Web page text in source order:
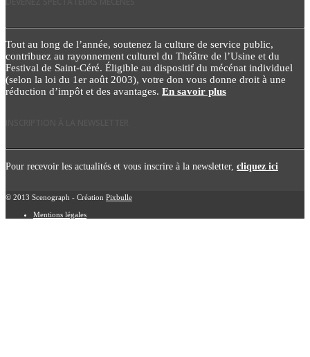
Tout au long de l’année, soutenez la culture de service public,
contribuez au rayonnement culturel du Théâtre de l’Usine et du
Festival de Saint-Céré. Éligible au dispositif du mécénat individuel
(selon la loi du 1er août 2003), votre don vous donne droit à une
réduction d’impôt et des avantages. En savoir plus
Pour recevoir les actualités et vous inscrire à la newsletter, cliquez ici
© 2013 Scenograph - Création Pixbulle
Mentions légales